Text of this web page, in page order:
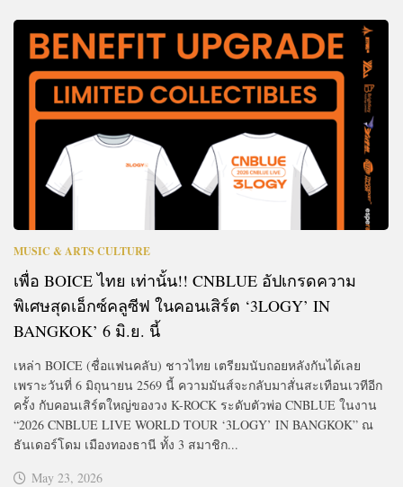
MUSIC & ARTS CULTURE
เพื่อ BOICE ไทย เท่านั้น!! CNBLUE อัปเกรดความ
พิเศษสุดเอ็กซ์คลูซีฟ ในคอนเสิร์ต ‘3LOGY’ IN
BANGKOK’ 6 มิ.ย. นี้
เหล่า BOICE (ชื่อแฟนคลับ) ชาวไทย เตรียมนับถอยหลังกันได้เลย
เพราะวันที่ 6 มิถุนายน 2569 นี้ ความมันส์จะกลับมาสั่นสะเทือนเวทีอีก
ครั้ง กับคอนเสิร์ตใหญ่ของวง K-ROCK ระดับตัวพ่อ CNBLUE ในงาน
“2026 CNBLUE LIVE WORLD TOUR ‘3LOGY’ IN BANGKOK” ณ
ธันเดอร์โดม เมืองทองธานี ทั้ง 3 สมาชิก...
May 23, 2026